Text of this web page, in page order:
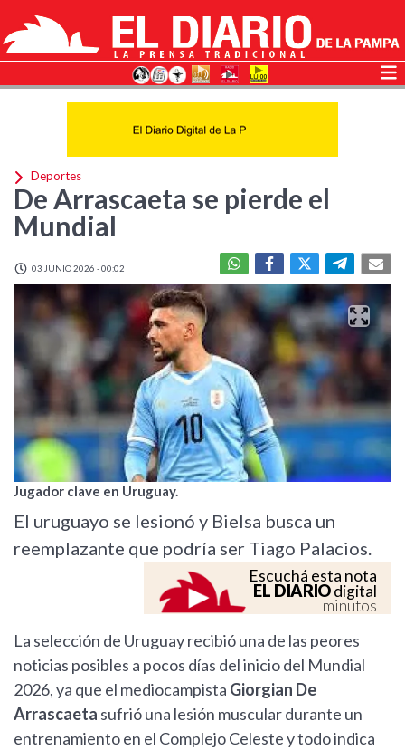
Deportes
De Arrascaeta se pierde el
Mundial
03 JUNIO 2026 - 00:02
Jugador clave en Uruguay.
El uruguayo se lesionó y Bielsa busca un
reemplazante que podría ser Tiago Palacios.
Escuchá esta nota
EL DIARIOdigital
minutos
La selección de Uruguay recibió una de las peores
noticias posibles a pocos días del inicio del Mundial
2026, ya que el mediocampista Giorgian De
Arrascaeta sufrió una lesión muscular durante un
entrenamiento en el Complejo Celeste y todo indica